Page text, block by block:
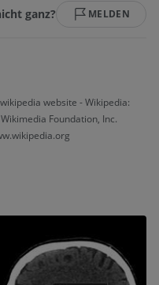
ganz? MELDEN
website - Wikipedia:
Foundation, Inc.